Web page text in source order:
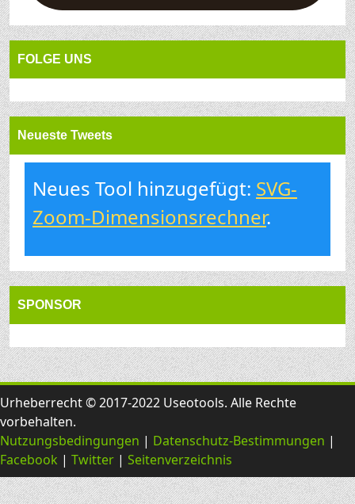
FOLGE UNS
Neueste Tweets
Neues Tool hinzugefügt: SVG-
Zoom-Dimensionsrechner.
SPONSOR
Urheberrecht © 2017-2022 Useotools. Alle Rechte
vorbehalten.
Nutzungsbedingungen | Datenschutz-Bestimmungen |
Facebook | Twitter | Seitenverzeichnis